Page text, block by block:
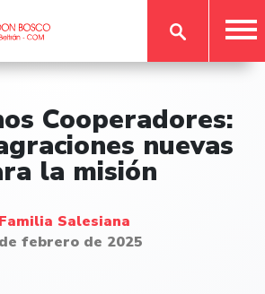
Cooperadores:
nuevas
la misión
Familia Salesiana
febrero de 2025